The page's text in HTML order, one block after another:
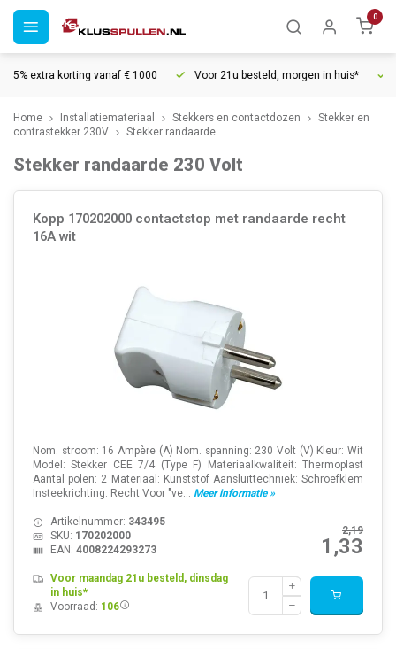
0
vanaf € 1000 Voor 21u besteld, morgen in huis* 30 dagen
Home Installatiemateriaal Stekkers en contactdozen
Stekker en
contrastekker 230V
Stekker randaarde
Stekker randaarde 230 Volt
Kopp 170202000 contactstop met randaarde recht
16A wit
Nom. stroom: 16 Ampère (A) Nom. spanning: 230 Volt (V) Kleur: Wit
Model: Stekker CEE 7/4 (Type F) Materiaalkwaliteit: Thermoplast
Aantal polen: 2 Materiaal: Kunststof Aansluittechniek: Schroefklem
Insteekrichting: Recht Voor "ve... Meer informatie »
2,19
1,33
Artikelnummer: 343495
SKU: 170202000
EAN: 4008224293273
Voor maandag 21u besteld, dinsdag
in huis*
Voorraad: 106